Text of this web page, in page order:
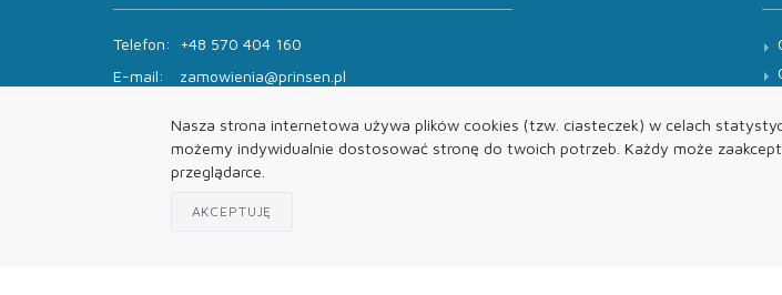
Nasza strona internetowa używa plików cookies (tzw. ciasteczek) w celach
możemy indywidualnie dostosować stronę do twoich potrzeb. Każdy może
przeglądarce.
AKCEPTUJĘ
Telefon:
+48 570 404 160
E-mail:
zamowienia@prinsen.pl
Pon - Pt: 8:00 - 14:00 Sob: zamknięte